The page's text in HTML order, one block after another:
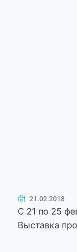
21.02.2018
C 21 по 25
Выставка